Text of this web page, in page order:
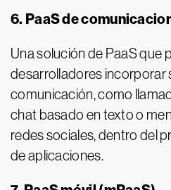
6. PaaS de
Una solución de PaaS que
desarrolladores incorporar
comunicación, como
chat basado en texto o
redes sociales, dentro del
de aplicaciones.